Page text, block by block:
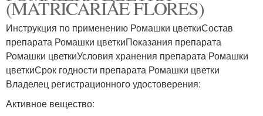
(MATRICARIAE FLORES)
Инструкция по применению Ромашки цветкиСостав
препарата Ромашки цветкиПоказания препарата
Ромашки цветкиУсловия хранения препарата Ромашки
цветкиСрок годности препарата Ромашки цветки
Владелец регистрационного удостоверения:
Активное вещество: